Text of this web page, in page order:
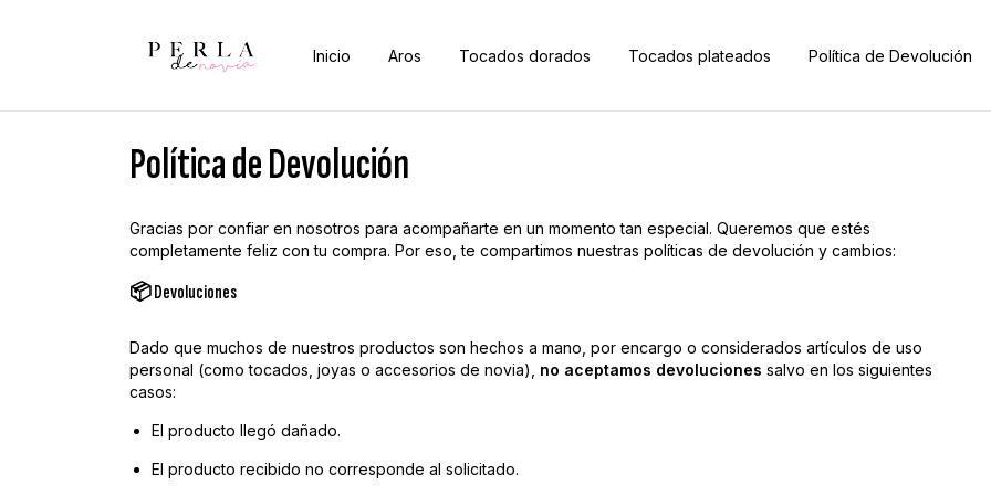
Inicio Aros Tocados dorados Tocados plateados Política de Devolución
Política de Devolución
Gracias por confiar en nosotros para acompañarte en un momento tan especial. Queremos que estés
completamente feliz con tu compra. Por eso, te compartimos nuestras políticas de devolución y cambios:
📦 Devoluciones
Dado que muchos de nuestros productos son hechos a mano, por encargo o considerados artículos de uso
personal (como tocados, joyas o accesorios de novia), no aceptamos devoluciones salvo en los siguientes
casos:
El producto llegó dañado.
El producto recibido no corresponde al solicitado.